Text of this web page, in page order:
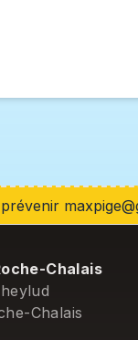
Chalais
Chalais